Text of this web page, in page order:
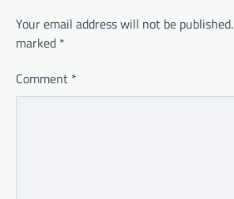
Your email address will not be published.
marked *
Comment *